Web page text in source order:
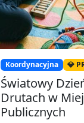
Koordynacyjna 💎
Światowy
Drutach w
Publicznych